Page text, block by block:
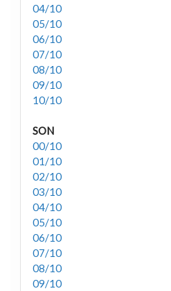
04/10
05/10
06/10
07/10
08/10
09/10
10/10
SON
00/10
01/10
02/10
03/10
04/10
05/10
06/10
07/10
08/10
09/10